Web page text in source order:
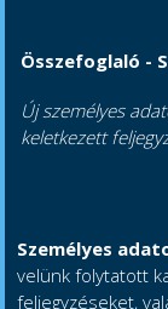
Összefoglaló -
Új személyes
keletkezett
Személyes
velünk folytatott
feljegyzéseket,